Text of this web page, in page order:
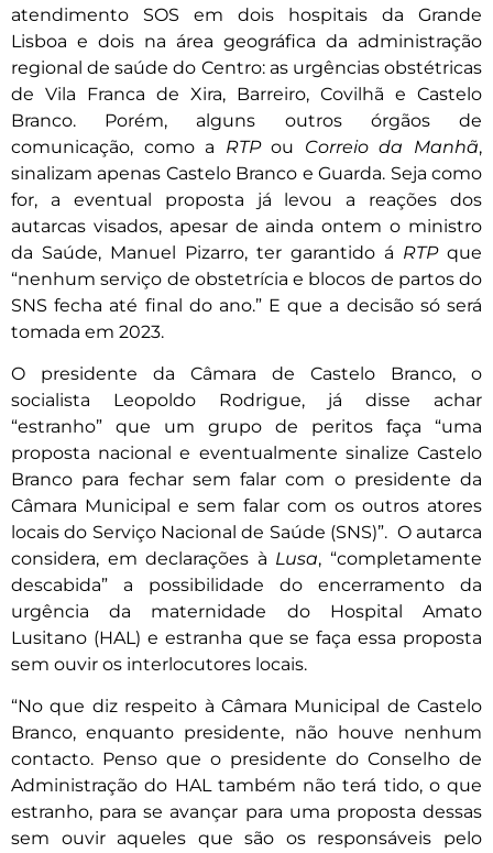
atendimento SOS em dois hospitais da Grande
Lisboa e dois na área geográfica da administração
regional de saúde do Centro: as urgências obstétricas
de Vila Franca de Xira, Barreiro, Covilhã e Castelo
Branco. Porém, alguns outros órgãos de
comunicação, como a RTPou Correio da Manhã,
sinalizam apenas Castelo Branco e Guarda. Seja como
for, a eventual proposta já levou a reações dos
autarcas visados, apesar de ainda ontem o ministro
da Saúde, Manuel Pizarro, ter garantido á RTPque
“nenhum serviço de obstetrícia e blocos de partos do
SNS fecha até final do ano.” E que a decisão só será
tomada em 2023.
O presidente da Câmara de Castelo Branco, o
socialista Leopoldo Rodrigue, já disse achar
“estranho” que um grupo de peritos faça “uma
proposta nacional e eventualmente sinalize Castelo
Branco para fechar sem falar com o presidente da
Câmara Municipal e sem falar com os outros atores
locais do Serviço Nacional de Saúde (SNS)”. O autarca
considera, em declarações à Lusa, “completamente
descabida” a possibilidade do encerramento da
urgência da maternidade do Hospital Amato
Lusitano (HAL) e estranha que se faça essa proposta
sem ouvir os interlocutores locais.
“No que diz respeito à Câmara Municipal de Castelo
Branco, enquanto presidente, não houve nenhum
contacto. Penso que o presidente do Conselho de
Administração do HAL também não terá tido, o que
estranho, para se avançar para uma proposta dessas
sem ouvir aqueles que são os responsáveis pelo